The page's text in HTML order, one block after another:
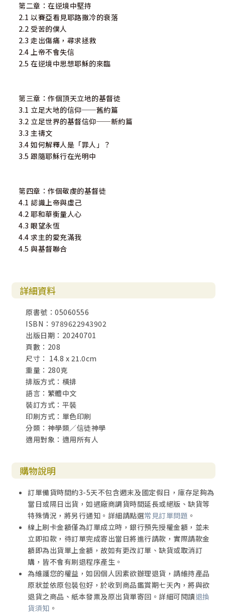
第二章：在逆境中堅持
2.1 以賽亞看見耶路撒冷的衰落
2.2 受苦的僕人
2.3 走出傷痛，尋求拯救
2.4 上帝不會失信
2.5 在逆境中思想耶穌的來臨
第三章：作個頂天立地的基督徒
3.1 立足大地的信仰──舊約篇
3.2 立足世界的基督信仰──新約篇
3.3 主禱文
3.4 如何解釋人是「罪人」？
3.5 跟隨耶穌行在光明中
第四章：作個敬虔的基督徒
4.1 認識上帝與虛己
4.2 耶和華衡量人心
4.3 眼望永恆
4.4 求主的愛充滿我
4.5 與基督聯合
詳細資料
原書號：05060556
ISBN：9789622943902
出版日期：20240701
頁數：208
尺寸： 14.8 x 21.0cm
重量：280克
排版方式：橫排
語言：繁體中文
裝訂方式：平裝
印刷方式：單色印刷
分類：神學類／信徒神學
適用對象：適用所有人
購物說明
訂單備貨時間約3-5天不包含週末及國定假日，庫存足夠為
當日或隔日出貨，如遇廠商調貨時間延長或絕版、缺貨等
特殊情況，將另行通知。詳細請點選常見訂單問題 。
線上刷卡金額僅為訂單成立時，銀行預先授權金額，並未
立即扣款，待訂單完成寄出當日將進行請款，實際請款金
額即為出貨單上金額，故如有更改訂單、缺貨或取消訂
購，皆不會有刷退程序產生。
為維護您的權益，如因個人因素欲辦理退貨，請維持產品
原狀並依原包裝包好，於收到商品鑑賞期七天內，將與欲
退貨之商品、紙本發票及原出貨單寄回。詳細可閱讀退換
貨須知 。